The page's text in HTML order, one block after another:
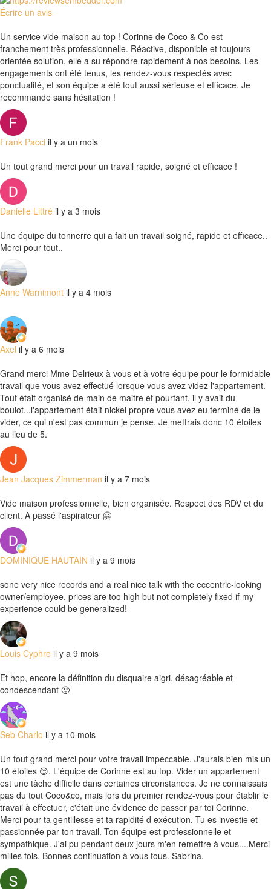
Écrire un avis
Un service vide maison au top ! Corinne de Coco & Co est
franchement très professionnelle. Réactive, disponible et toujours
orientée solution, elle a su répondre rapidement à nos besoins. Les
engagements ont été tenus, les rendez-vous respectés avec
ponctualité, et son équipe a été tout aussi sérieuse et efficace. Je
recommande sans hésitation !
Frank Pacci il y a un mois
Un tout grand merci pour un travail rapide, soigné et efficace !
Danielle Littré il y a 3 mois
Une équipe du tonnerre qui a fait un travail soigné, rapide et efficace..
Merci pour tout..
Anne Warnimont il y a 4 mois
Axel il y a 6 mois
Grand merci Mme Delrieux à vous et à votre équipe pour le formidable
travail que vous avez effectué lorsque vous avez videz l'appartement.
Tout était organisé de main de maitre et pourtant, il y avait du
boulot...l'appartement était nickel propre vous avez eu terminé de le
vider, ce qui n'est pas commun je pense. Je mettrais donc 10 étoiles
au lieu de 5.
Jean Jacques Zimmerman il y a 7 mois
Vide maison professionnelle, bien organisée. Respect des RDV et du
client. A passé l'aspirateur 🤗
DOMINIQUE HAUTAIN il y a 9 mois
sone very nice records and a real nice talk with the eccentric-looking
owner/employee. prices are too high but not completely fixed if my
experience could be generalized!
Louis Cyphre il y a 9 mois
Et hop, encore la définition du disquaire aigri, désagréable et
condescendant 🙂
Seb Charlo il y a 10 mois
Un tout grand merci pour votre travail impeccable. J'aurais bien mis un
10 étoiles 😊. L'équipe de Corinne est au top. Vider un appartement
est une tâche difficile dans certaines circonstances. Je ne connaissais
pas du tout Coco&co, mais lors du premier rendez-vous pour établir le
travail à effectuer, c'était une évidence de passer par toi Corinne.
Merci pour ta gentillesse et ta rapidité d exécution. Tu es investie et
passionnée par ton travail. Ton équipe est professionnelle et
sympathique. J'ai pu pendant deux jours m'en remettre à vous....Merci
milles fois. Bonnes continuation à vous tous. Sabrina.